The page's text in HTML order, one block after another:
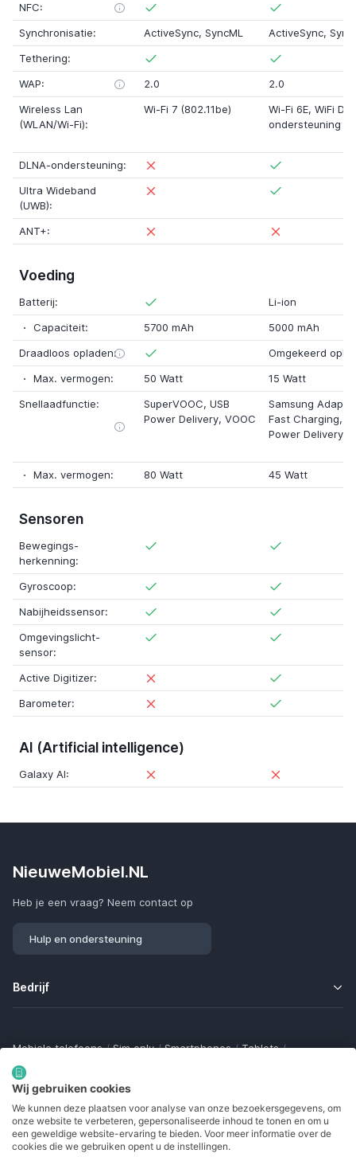
NFC:
Synchronisatie:
ActiveSync, SyncML
ActiveSync,
Tethering:
WAP:
2.0
2.0
Wireless Lan
(WLAN/Wi-Fi):
Wi-Fi 7 (802.11be) Wi-Fi 6E, WiFi
ondersteuning
DLNA-ondersteuning:
Ultra Wideband
(UWB):
ANT+:
Voeding
Batterij:
Li-ion
Capaciteit:
5700 mAh
5000 mAh
Draadloos opladen:
Omgekeerd
Max. vermogen:
50 Watt
15 Watt
Snellaadfunctie:
SuperVOOC, USB
Power Delivery, VOOC
Samsung
Fast Charging,
Power Delivery
Max. vermogen: 80 Watt 45 Watt
Sensoren
Bewegings-
herkenning:
Gyroscoop:
Nabijheidssensor:
Omgevingslicht-
sensor:
Active Digitizer:
Barometer:
AI (Artificial intelligence)
Galaxy AI:
NieuweMobiel.NL
Heb je een vraag? Neem contact op
Hulp en ondersteuning
Bedrijf
Mobiele telefoons / Sim only / Smartphones / Tablets /
Smartwatches
Bluetooth trackers / Opladers
Samsung Galaxy
Gamingtelefoons / Foldables / Robuuste telefoons /
Seniorentelefoons / Waterdichte telefoons / Refurbished
Wij gebruiken cookies
We kunnen deze plaatsen voor analyse van onze bezoekersgegevens, om
onze website te verbeteren, gepersonaliseerde inhoud te tonen en om u
een geweldige website-ervaring te bieden. Voor meer informatie over de
cookies die we gebruiken opent u de instellingen.